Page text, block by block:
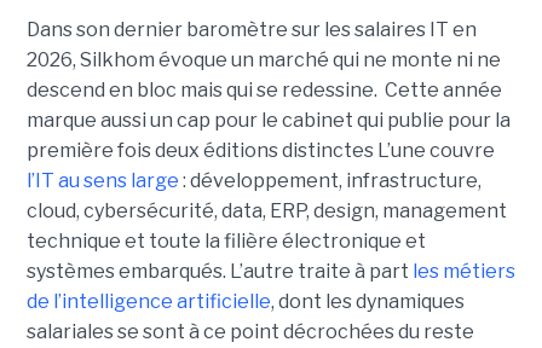
Dans son dernier baromètre sur les salaires IT en
2026, Silkhom évoque un marché qui ne monte ni ne
descend en bloc mais qui se redessine. Cette année
marque aussi un cap pour le cabinet qui publie pour la
première fois deux éditions distinctes L’une couvre
l’IT au sens large : développement, infrastructure,
cloud, cybersécurité, data, ERP, design, management
technique et toute la filière électronique et
systèmes embarqués. L’autre traite à part les métiers
de l’intelligence artificielle, dont les dynamiques
salariales se sont à ce point décrochées du reste